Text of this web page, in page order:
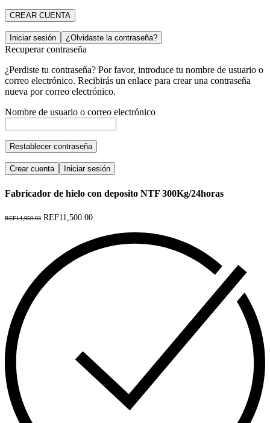
CREAR CUENTA
Iniciar sesión ¿Olvidaste la contraseña?
Recuperar contraseña
¿Perdiste tu contraseña? Por favor, introduce tu nombre de usuario o
correo electrónico. Recibirás un enlace para crear una contraseña
nueva por correo electrónico.
Nombre de usuario o correo electrónico
Restablecer contraseña
Crear cuenta Iniciar sesión
Fabricador de hielo con deposito NTF 300Kg/24horas
REF14,950.03 REF11,500.00